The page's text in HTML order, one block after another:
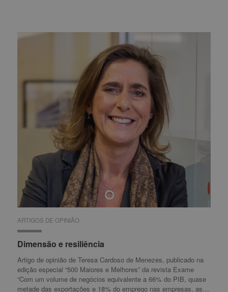
ARTIGOS DE OPINIÃO
Dimensão e resiliência
Artigo de opinião de Teresa Cardoso de Menezes, publicado na
edição especial “500 Maiores e Melhores” da revista Exame
“Com um volume de negócios equivalente a 66% do PIB, quase
metade das exportações e 18% do emprego nas empresas, as…
ARTIGOS DE OPINIÃO
Dimensão e resiliência